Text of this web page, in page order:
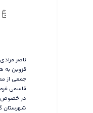
ناصر
قزوین به
جمعی از
قاسمی
در خصوص
شهرستان